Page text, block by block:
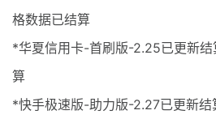
格数据已结算
*华夏信用卡-首刷版-2.25已更新
算
*快手极速版-助力版-2.27已更新结